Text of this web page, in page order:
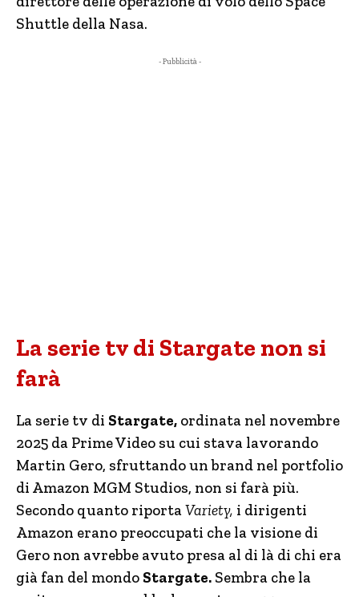
Shuttle della Nasa.
- Pubblicità -
La serie tv di Stargate non si
farà
La serie tv di Stargate, ordinata nel novembre
2025 da Prime Video su cui stava lavorando
Martin Gero, sfruttando un brand nel portfolio
di Amazon MGM Studios, non si farà più.
Secondo quanto riportaVariety, i dirigenti
Amazon erano preoccupati che la visione di
Gero non avrebbe avuto presa al di là di chi era
già fan del mondo Stargate. Sembra che la